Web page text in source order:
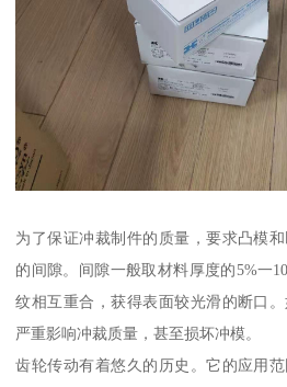
为了保证冲裁制件的质量，要求凸模
的间隙。间隙一般取材料厚度的5%一
纹相互重合，获得表面较光滑的断口
严重影响冲裁质量，甚至损坏冲模。
齿轮传动有着悠久的历史。它的应用